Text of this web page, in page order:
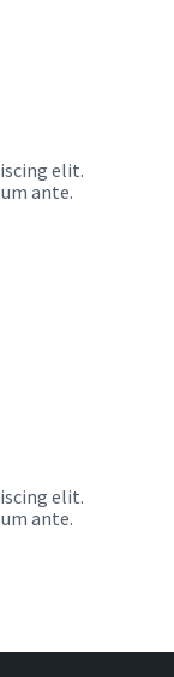
elit.
ante.
elit.
ante.